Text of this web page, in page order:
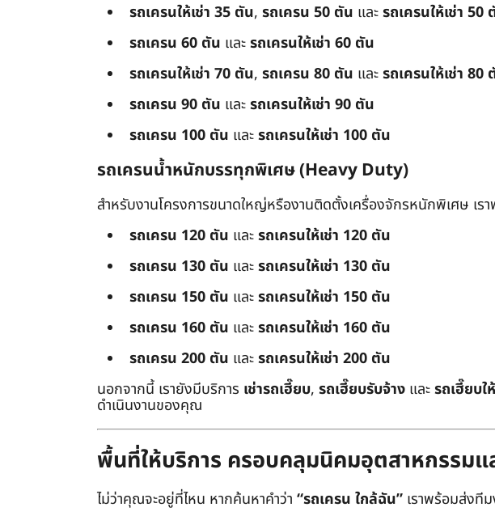
รถเครนให้เช่า 35 ตัน, รถเครน 50 ตัน และรถเครนให้เช่า 50
รถเครน 60 ตัน และรถเครนให้เช่า 60 ตัน
รถเครนให้เช่า 70 ตัน, รถเครน 80 ตัน และรถเครนให้เช่า 80
รถเครน 90 ตัน และรถเครนให้เช่า 90 ตัน
รถเครน 100 ตัน และรถเครนให้เช่า 100 ตัน
รถเครนน้ำหนักบรรทุกพิเศษ (Heavy Duty)
สำหรับงานโครงการขนาดใหญ่หรืองานติดตั้งเครื่องจักรหนักพิเศษ เร
รถเครน 120 ตัน และรถเครนให้เช่า 120 ตัน
รถเครน 130 ตัน และรถเครนให้เช่า 130 ตัน
รถเครน 150 ตัน และรถเครนให้เช่า 150 ตัน
รถเครน 160 ตัน และรถเครนให้เช่า 160 ตัน
รถเครน 200 ตัน และรถเครนให้เช่า 200 ตัน
นอกจากนี้ เรายังมีบริการ เช่ารถเฮี๊ยบ, รถเฮี๊ยบรับจ้าง และรถเฮี๊ยบใ
ดำเนินงานของคุณ
พื้นที่ให้บริการ ครอบคลุมนิคมอุตสาหกรรมแ
ไม่ว่าคุณจะอยู่ที่ไหน หากค้นหาคำว่า “รถเครน ใกล้ฉัน” เราพร้อมส่งที